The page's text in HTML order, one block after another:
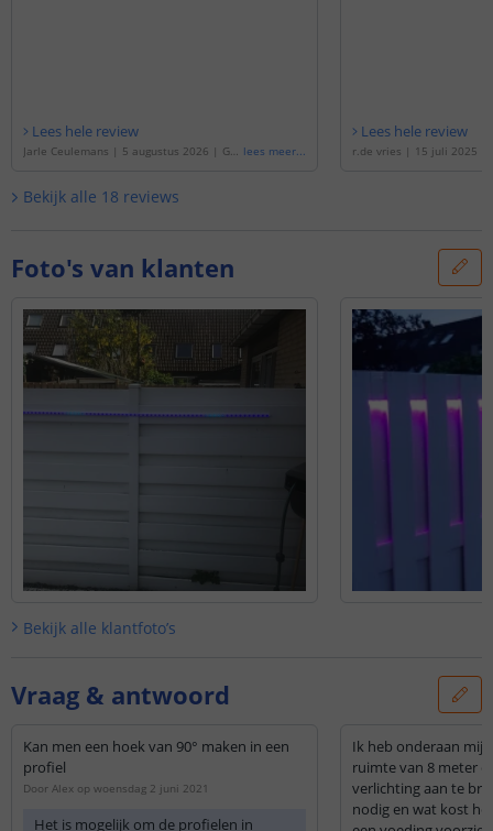
Lees hele review
Jarle Ceulemans | 5 augustus 2026 | Ge
lees meer...
Lees hele review
r.de vries | 15 juli 2025
Bekijk alle 18 reviews
Foto's van klanten
Bekijk alle klantfoto’s
Vraag & antwoord
Kan men een hoek van 90° maken in een
profiel
Door Alex op woensdag 2 juni 2021
Het is mogelijk om de profielen in
Ik heb onderaan
ruimte van 8 meter
verlichting aan te
nodig en wat kost